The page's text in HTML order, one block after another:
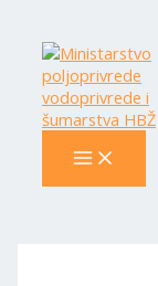
content